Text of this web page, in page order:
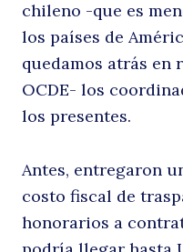
chileno -que es
los países de
quedamos atrás en
OCDE- los
los presentes.
Antes, entregaron
costo fiscal de
honorarios a